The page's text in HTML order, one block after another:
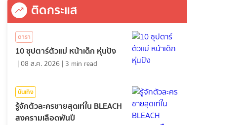
ติดกระแส
ดารา
10 ซุปตาร์ตัวแม่ หน้าเด็ก หุ่นปัง
|08 ส.ค. 2026 | 3 min read
บันเทิง
รู้จักตัวละครชายสุดเท่ใน BLEACH
สงครามเลือดพันปี